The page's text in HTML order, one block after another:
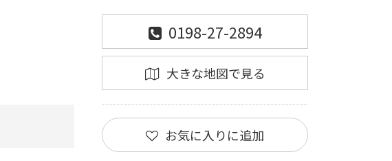
0198-27-2894
大きな地図で見る
お気に入りに追加